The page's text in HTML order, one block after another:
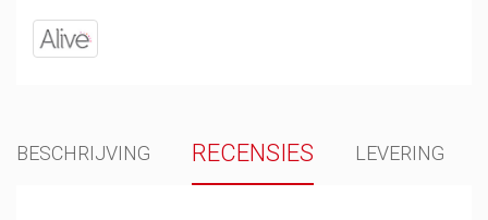
BESCHRIJVING RECENSIES LEVERING